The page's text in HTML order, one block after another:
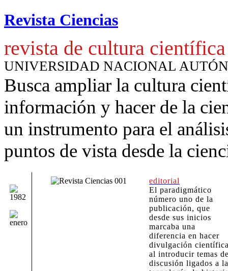
Revista Ciencias
revista de cultura científica
UNIVERSIDAD NACIONAL
Busca ampliar la cultura
información y hacer de la
un instrumento para el
puntos de vista desde la
editorial
El paradigmático
número uno de la
publicación, que
desde sus inicios
marcaba una
diferencia en hacer
divulgación
al introducir temas
discusión ligados a la